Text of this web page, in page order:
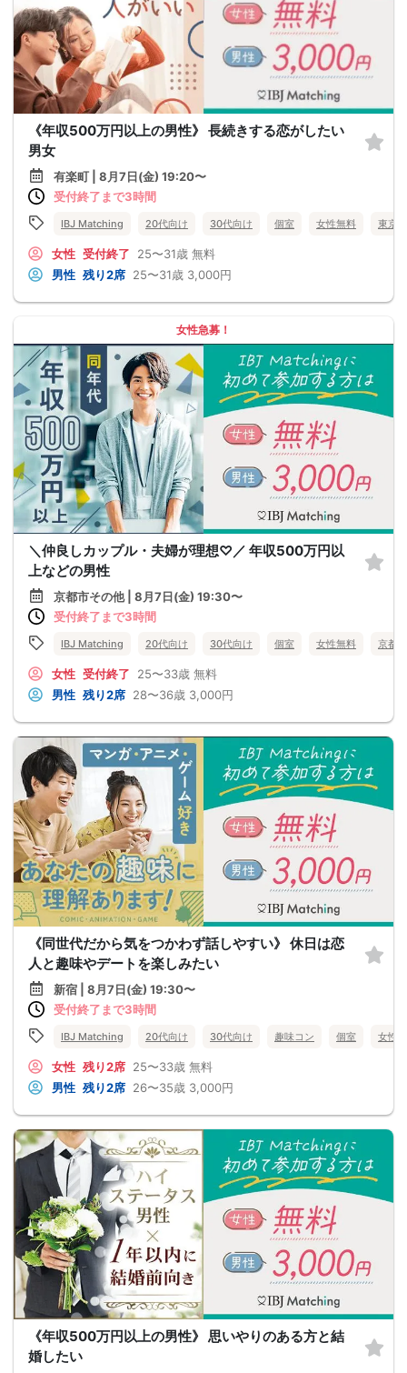
《年収500万円以上の男性》 長続きする恋がしたい
男女
有楽町 | 8月7日(金) 19:20〜
受付終了まで3時間
IBJ Matching 20代向け 30代向け 個室 女性無料 東京都
女性 受付終了 25〜31歳 無料
男性 残り2席 25〜31歳 3,000円
女性急募！
＼仲良しカップル・夫婦が理想♡／ 年収500万円以
上などの男性
京都市その他 | 8月7日(金) 19:30〜
受付終了まで3時間
IBJ Matching 20代向け 30代向け 個室 女性無料 京都府
女性 受付終了 25〜33歳 無料
男性 残り2席 28〜36歳 3,000円
《同世代だから気をつかわず話しやすい》 休日は恋
人と趣味やデートを楽しみたい
新宿 | 8月7日(金) 19:30〜
受付終了まで3時間
IBJ Matching 20代向け 30代向け 趣味コン 個室 女性
女性 残り2席 25〜33歳 無料
男性 残り2席 26〜35歳 3,000円
《年収500万円以上の男性》 思いやりのある方と結
婚したい